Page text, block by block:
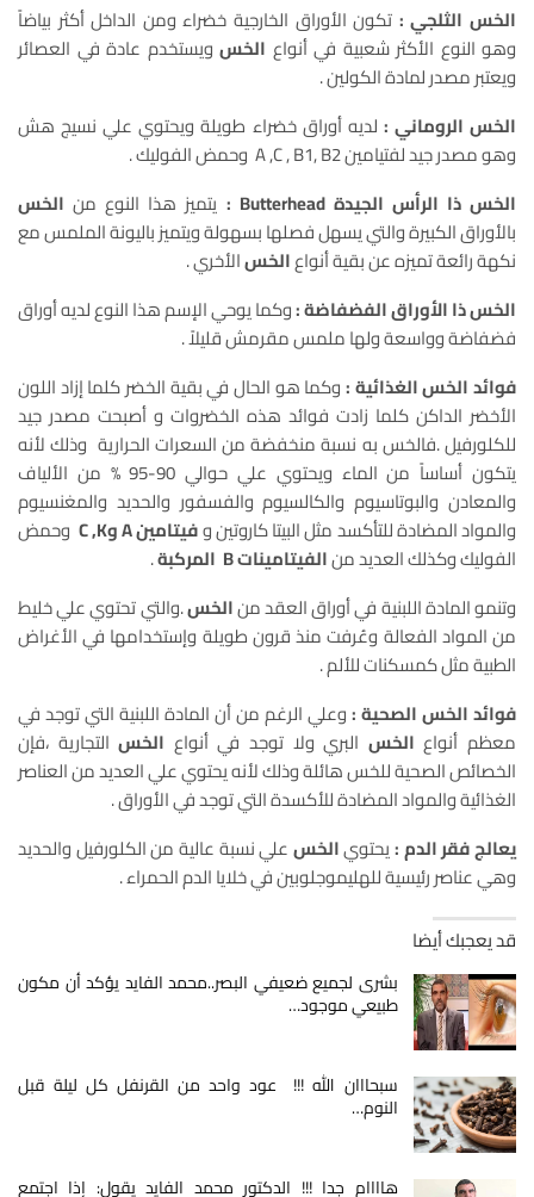
الخس الثلجي : تكون الأوراق الخارجية خضراء ومن الداخل أكثر بياضاً
وهو النوع الأكثر شعبية في أنواع الخس ويستخدم عادة في العصائر
ويعتبر مصدر لمادة الكولين .
الخس الروماني : لديه أوراق خضراء طويلة ويحتوي علي نسيج هش
وهو مصدر جيد لفتيامين A ,C , B1, B2 وحمض الفوليك .
الخس ذا الرأس الجيدة Butterhead :
يتميز هذا النوع من الخس
بالأوراق الكبيرة والتي يسهل فصلها بسهولة ويتميز باليونة الملمس مع
نكهة رائعة تميزه عن بقية أنواعالخسالأخري .
الخس ذا الأوراق الفضفاضة :وكما يوحي الإسم هذا النوع لديه أوراق
فضفاضة وواسعة ولها ملمس مقرمش قليلاً .
فوائد الخس الغذائية :وكما هو الحال في بقية الخضر كلما إزاد اللون
الأخضر الداكن كلما زادت فوائد هذه الخضروات و أصبحت مصدر جيد
للكلورفيل .فالخس به نسبة منخفضة من السعرات الحرارية وذلك لأنه
يتكون أساساً من الماء ويحتوي علي حوالي 90-95 % من الألياف
والمعادن والبوتاسيوم والكالسيوم والفسفور والحديد والمغنسيوم
والمواد المضادة للتأكسد مثل البيتا كاروتين وفيتامين A وC ,K
وحمض
الفوليك وكذلك العديد منالفيتامينات B المركبة
.
وتنمو المادة اللبنية في أوراق العقد منالخس.والتي تحتوي علي خليط
من المواد الفعالة وعُرفت منذ قرون طويلة وإستخدامها في الأغراض
الطبية مثل كمسكنات للألم .
فوائد الخس الصحية :وعلي الرغم من أن المادة اللبنية التي توجد في
معظم أنواعالخس البري ولا توجد في أنواع الخسالتجارية ،فإن
الخصائص الصحية للخس هائلة وذلك لأنه يحتوي علي العديد من العناصر
الغذائية والمواد المضادة للأكسدة التي توجد في الأوراق .
يعالج فقر الدم :يحتويالخسعلي نسبة عالية من الكلورفيل والحديد
وهي عناصر رئيسية للهليموجلوبين في خلايا الدم الحمراء .
قد يعجبك أيضا
بشرى لجميع ضعيفي البصر..محمد الفايد يؤكد أن مكون
طبيعي موجود…
سبحااان الله !!! عود واحد من القرنفل كل ليلة قبل
النوم…
هاااام جدا !!! الدكتور محمد الفايد يقول: إذا اجتمع